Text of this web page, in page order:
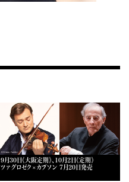
9月30日《大阪定期》、10月2日《定期》
ツァグロゼク×カプソン 7月20日発売